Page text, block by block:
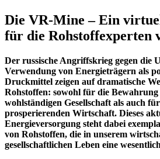
Die VR-Mine – Ein
für die Rohstoffexperten
Der russische Angriffskrieg gegen die
Verwendung von Energieträgern als
Druckmittel zeigen auf dramatische
Rohstoffen: sowohl für die
wohlständigen Gesellschaft als auch
prosperierenden Wirtschaft. Dieses
Energieversorgung steht dabei
von Rohstoffen, die in unserem
gesellschaftlichen Leben eine